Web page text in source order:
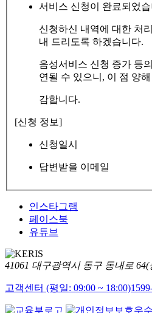
서비스 신청이 완료되었
신청하신 내역에 대한 처
내 드리도록 하겠습니다.
음성서비스 신청 증가 등
연될 수 있으니, 이 점 양
감합니다.
[신청 정보]
신청일시
답변받을 이메일
인스타그램
페이스북
유튜브
41061 대구광역시 동구 동내로
고객센터 (평일: 09:00 ~ 18:00)